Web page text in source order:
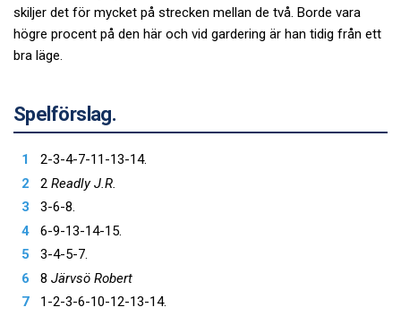
skiljer det för mycket på strecken mellan de två. Borde vara
högre procent på den här och vid gardering är han tidig från ett
bra läge.
Spelförslag.
2-3-4-7-11-13-14.
2 Readly J.R.
3-6-8.
6-9-13-14-15.
3-4-5-7.
8 Järvsö Robert
1-2-3-6-10-12-13-14.